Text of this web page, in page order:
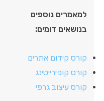
למאמרים נוספים
בנושאים דומים:
קורס קידום אתרים
קורס קופירייטינג
קורס עיצוב גרפי